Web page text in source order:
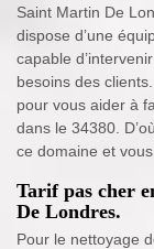
Saint Martin De
dispose d’une
capable
besoins des
pour vous aider à
dans le 34380.
ce domaine et
Tarif pas cher
De Londres.
Pour le nettoyage